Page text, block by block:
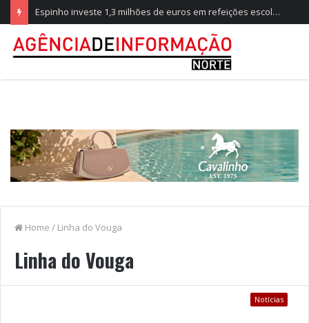
Espinho investe 1,3 milhões de euros em refeições escolares
Home / Linha do Vouga
Linha do Vouga
Notícias